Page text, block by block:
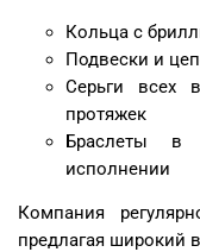
Кольца с
Подвески и
Серьги всех
протяжек
Браслеты в
исполнении
Компания
предлагая широкий